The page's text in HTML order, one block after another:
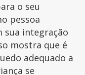
o seu
pessoa
integração
mostra que é
adequado a
se